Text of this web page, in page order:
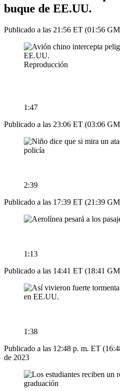
buque de EE.UU.
Publicado a las 21:56 ET (01:56
Reproducción
1:47
Publicado a las 23:06 ET (03:06
2:39
Publicado a las 17:39 ET (21:39
1:13
Publicado a las 14:41 ET (18:41
1:38
Publicado a las 12:48 p. m. ET
de 2023